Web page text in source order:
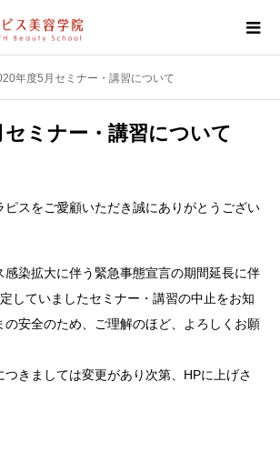
年度5月セミナー・講習について
セミナー・講習について
ピスをご愛顧いただき誠にありがとうござい
感染拡大に伴う緊急事態宣言の期間延長に伴
していましたセミナー・講習の中止をお知
の安全のため、ご理解のほど、よろしくお願
つきましては変更があり次第、HPに上げさ